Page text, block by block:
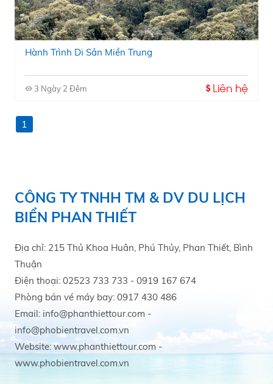
Hành Trình Di Sản Miền Trung
3 Ngày 2 Đêm Liên hệ
1
CÔNG TY TNHH TM & DV DU LỊCH
BIỂN PHAN THIẾT
Địa chỉ: 215 Thủ Khoa Huân, Phú Thủy, Phan Thiết, Bình
Thuận
Điện thoại: 02523 733 733 - 0919 167 674
Phòng bán vé máy bay: 0917 430 486
Email: info@phanthiettour.com -
info@phobientravel.com.vn
Website: www.phanthiettour.com -
www.phobientravel.com.vn